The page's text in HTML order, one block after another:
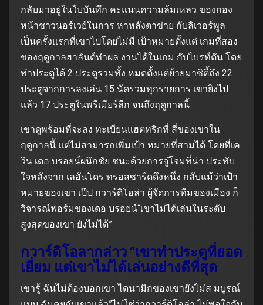
กลับมาอยู่ในใบบันทึก คะแนนความล้มเหลว ของกอง
หน้าชาวนอร์เวย์ในการ หาหลังตาข่าย กับลิเวอร์พูล
เป็นครั้งแรกที่เขาไปโดยไม่มี เป้าหมายตั้งแต่ เกมที่สอง
ของฤดูกาลฮาลันด์ทำผล งานได้ในเกม กับไบรท์ตัน โดย
ทำประตูได้ 2 ประตูรวมทั้ง หมดตั้งแต่ย้ายมาซิตี้ถึง 22
ประตูจากการลงเล่น 15 นัดรวมทุกรายการ เขายิงไป
แล้ว 17 ประตูในพรีเมียร์ลีก จนถึงฤดูกาลนี้
เขาดูพร้อมที่จะลง ทะเบียนแฮตทริกที่ สี่ของเขาใน
ฤดูกาลนี้ แต่ไม่สามารถเพิ่มเป้า หมายที่สามได้ โดยที่เค
วิน เดอ บรอยน์ผนึกชัย ชนะด้วยการจู่โจมที่น่า ประทับ
ใจหลังจาก เลอันโดร ทรอสซาร์ดดึงหนึ่ง กลับแม้ว่าเป้า
หมายของเขา เป๊ป กวาร์ดิโอล่า ผู้จัดการทีมของเมือง ก็
วิจารณ์ฟอร์มของเดอ บรอยน์“เขาไม่ได้เล่นในระดับ
สูงสุดของเขา ยังไม่ได้”
กวาร์ดิโอลากล่าว “เขาทำประตูที่ยอด
เยี่ยม แต่เขาไม่ได้เล่นอย่างดีที่สุด
เขารู้ ฉันไม่ต้องบอกเขา ไดนามิกของเขายังไม่ส มบูรณ์